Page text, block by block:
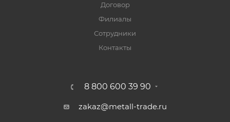
Договор
Филиалы
Сотрудники
Контакты
8 800 600 39 90
zakaz@metall-trade.ru